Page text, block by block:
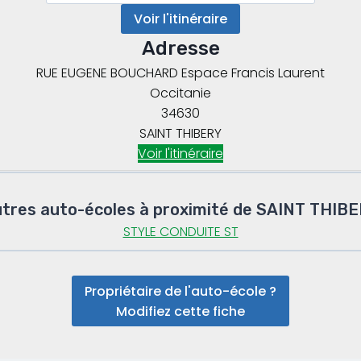
Voir l'itinéraire
Adresse
RUE EUGENE BOUCHARD Espace Francis Laurent
SAINT THIBERY
Occitanie
34630
Voir l'itinéraire
auto-écoles à proximité de SAINT
STYLE CONDUITE ST
Propriétaire de l'auto-école ?
Modifiez cette fiche